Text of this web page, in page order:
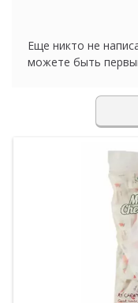
Еще никто не
можете быть